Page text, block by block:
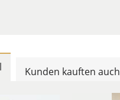
Kunden kauften auch